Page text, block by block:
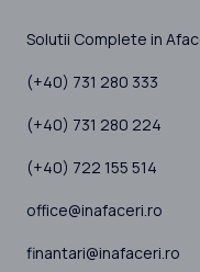
Solutii Complete in
(+40) 731 280 333
(+40) 731 280 224
(+40) 722 155 514
office@inafaceri.ro
finantari@inafaceri.ro